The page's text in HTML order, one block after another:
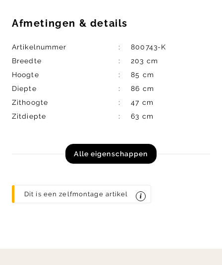
Afmetingen & details
Artikelnummer
800743-K
Breedte
203 cm
Hoogte
85 cm
Diepte
86 cm
Zithoogte
47 cm
Zitdiepte
63 cm
Alle eigenschappen
Dit is een zelfmontage artikel